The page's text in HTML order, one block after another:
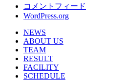
コメントフィード
WordPress.org
NEWS
ABOUT US
TEAM
RESULT
FACILITY
SCHEDULE